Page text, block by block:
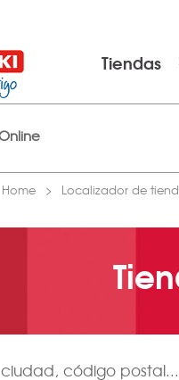
Tiendas
Home Localizador de
código postal...